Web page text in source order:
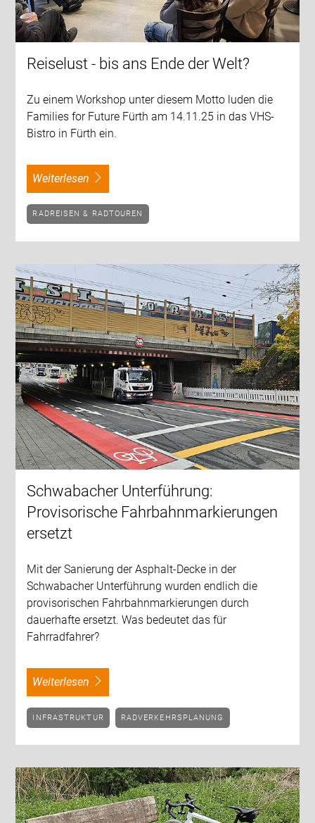
Reiselust - bis ans Ende der Welt?
Zu einem Workshop unter diesem Motto luden die
Families for Future Fürth am 14.11.25 in das VHS-
Bistro in Fürth ein.
weiterlesen
RADREISEN & RADTOUREN
Schwabacher Unterführung:
Provisorische Fahrbahnmarkierungen
ersetzt
Mit der Sanierung der Asphalt-Decke in der
Schwabacher Unterführung wurden endlich die
provisorischen Fahrbahnmarkierungen durch
dauerhafte ersetzt. Was bedeutet das für
Fahrradfahrer?
weiterlesen
INFRASTRUKTUR RADVERKEHRSPLANUNG